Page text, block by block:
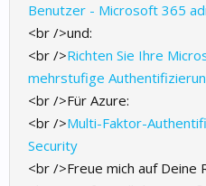
Benutzer - Microsoft 365
<br />und:
<br />Richten Sie Ihre
mehrstufige
<br />Für Azure:
<br />Multi-Faktor-
Security
<br />Freue mich auf Deine